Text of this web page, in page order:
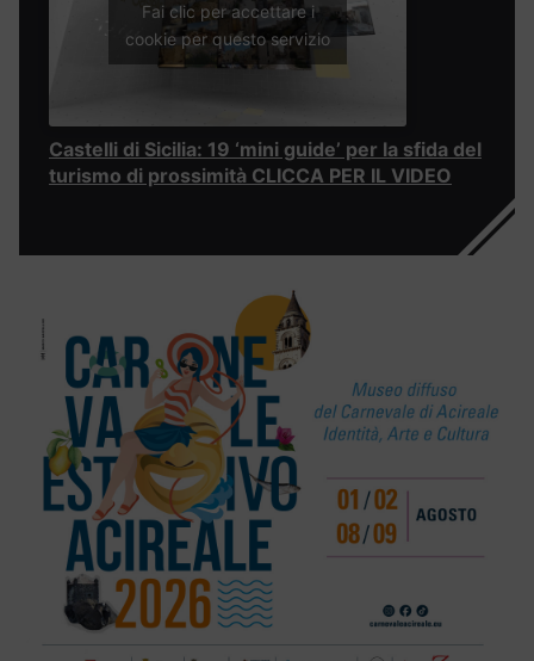
Fai clic per accettare i
cookie per questo servizio
Castelli di Sicilia: 19 ‘mini guide’ per la sfida del
turismo di prossimità CLICCA PER IL VIDEO